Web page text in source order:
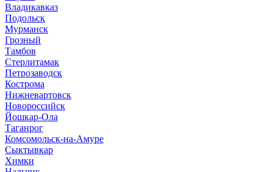
Владикавказ
Подольск
Мурманск
Грозный
Тамбов
Стерлитамак
Петрозаводск
Кострома
Нижневартовск
Новороссийск
Йошкар-Ола
Таганрог
Комсомольск-на-Амуре
Сыктывкар
Химки